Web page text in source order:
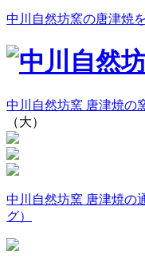
中川自然坊窯の唐津焼
中川自然坊窯 唐津焼の
（大）
中川自然坊窯 唐津焼の
グ）